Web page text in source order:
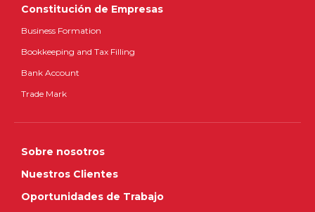
Constitución de Empresas
Business Formation
Bookkeeping and Tax Filling
Bank Account
Trade Mark
Sobre nosotros
Nuestros Clientes
Oportunidades de Trabajo